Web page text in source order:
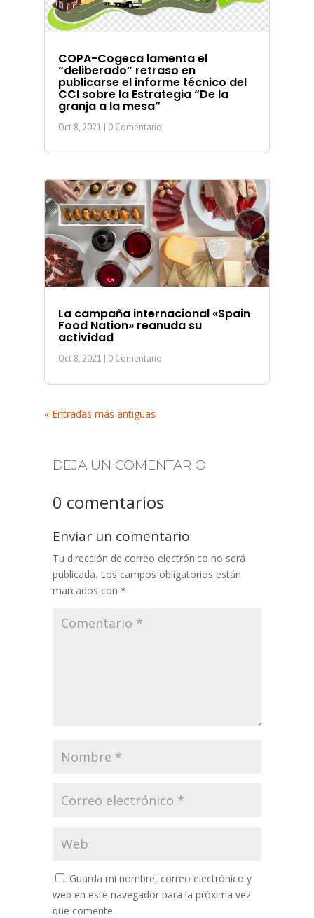
COPA-Cogeca lamenta el
“deliberado” retraso en
publicarse el informe técnico del
CCI sobre la Estrategia “De la
granja a la mesa”
Oct 8, 2021 | 0 Comentario
La campaña internacional «Spain
Food Nation» reanuda su
actividad
Oct 8, 2021 | 0 Comentario
« Entradas más antiguas
DEJA UN COMENTARIO
0 comentarios
Enviar un comentario
Tu dirección de correo electrónico no será
publicada. Los campos obligatorios están
marcados con *
Guarda mi nombre, correo electrónico y
web en este navegador para la próxima vez
que comente.